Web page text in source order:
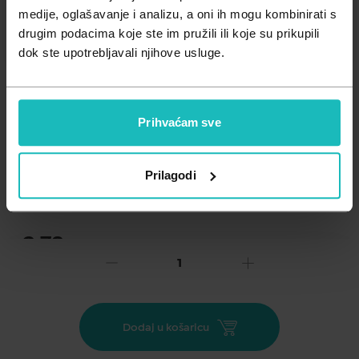
medije, oglašavanje i analizu, a oni ih mogu kombinirati s
drugim podacima koje ste im pružili ili koje su prikupili
dok ste upotrebljavali njihove usluge.
Prihvaćam sve
Prilagodi
Zdravlje muškarca
Zdravlje žene
Minerali
Probiotici i prebiotici
Važna obavijest prema Zakonu o zaštiti potrošača..
3,78
Vodootporni i prozirni flasteri za zaštitu manjih rana. Stvaraju
barijeru protiv bakterija. 3 veličine flastera u 1 pakiranju. 20
Dodaj u košaricu